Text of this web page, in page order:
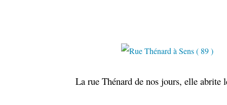
La rue Thénard de nos jours, elle abrite